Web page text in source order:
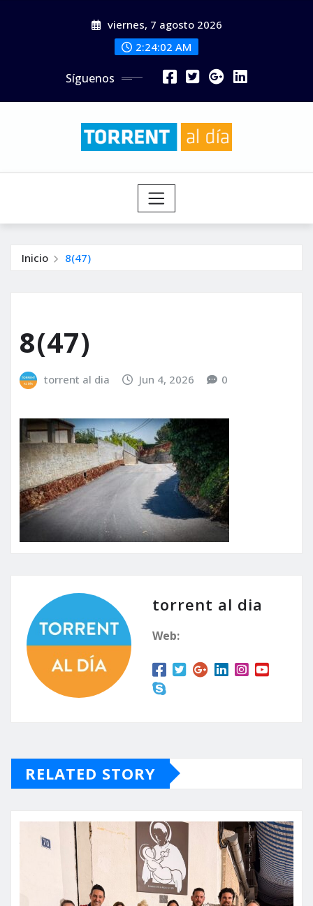
viernes, 7 agosto 2026
2:24:04 AM
Síguenos
Inicio 8(47)
8(47)
torrent al dia Jun 4, 2026 0
torrent al dia
Web:
RELATED STORY